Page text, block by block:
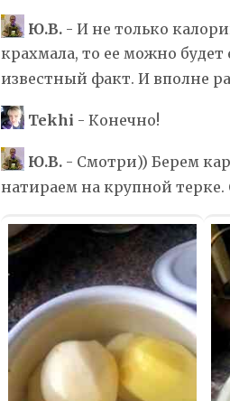
Ю.В.- И не только
крахмала, то ее можно
известный факт. И вполне
Tekhi - Конечно!
Ю.В.- Смотри)) Берем
натираем на крупной терке.